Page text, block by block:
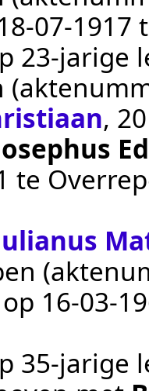
23-jarige
,
te
35-jarige